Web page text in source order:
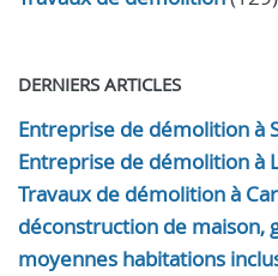
DERNIERS ARTICLES
Entreprise de démolition à
Entreprise de démolition à
Travaux de démolition à
déconstruction de maison,
moyennes habitations